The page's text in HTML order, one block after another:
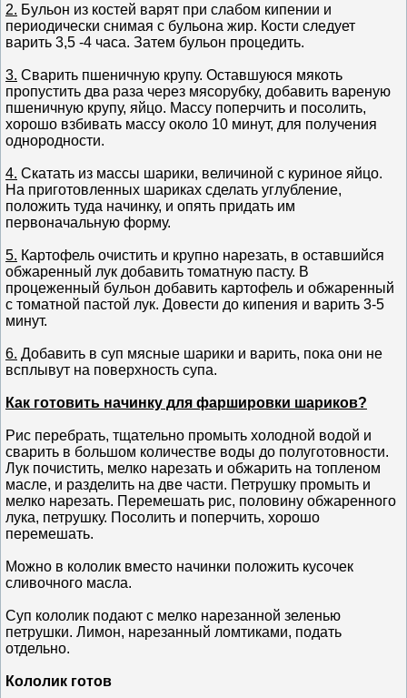
2. Бульон из костей варят при слабом кипении и
периодически снимая с бульона жир. Кости следует
варить 3,5 -4 часа. Затем бульон процедить.
3. Сварить пшеничную крупу. Оставшуюся мякоть
пропустить два раза через мясорубку, добавить вареную
пшеничную крупу, яйцо. Массу поперчить и посолить,
хорошо взбивать массу около 10 минут, для получения
однородности.
4. Скатать из массы шарики, величиной с куриное яйцо.
На приготовленных шариках сделать углубление,
положить туда начинку, и опять придать им
первоначальную форму.
5. Картофель очистить и крупно нарезать, в оставшийся
обжаренный лук добавить томатную пасту. В
процеженный бульон добавить картофель и обжаренный
с томатной пастой лук. Довести до кипения и варить 3-5
минут.
6. Добавить в суп мясные шарики и варить, пока они не
всплывут на поверхность супа.
Как готовить начинку для фаршировки шариков?
Рис перебрать, тщательно промыть холодной водой и
сварить в большом количестве воды до полуготовности.
Лук почистить, мелко нарезать и обжарить на топленом
масле, и разделить на две части. Петрушку промыть и
мелко нарезать. Перемешать рис, половину обжаренного
лука, петрушку. Посолить и поперчить, хорошо
перемешать.
Можно в кололик вместо начинки положить кусочек
сливочного масла.
Суп кололик подают с мелко нарезанной зеленью
петрушки. Лимон, нарезанный ломтиками, подать
отдельно.
Кололик готов